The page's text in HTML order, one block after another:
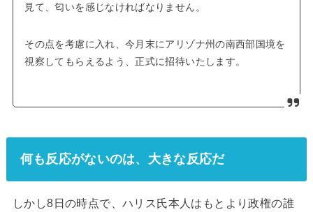
見て、匂いを感じなければなりません。
その点を考慮に入れ、今月末にアリゾナ州の南西部国境を
視察してもらえるよう、正式に招待いたします。
何も反応がないのは、大きな反応だ
しかし8日の時点で、ハリス氏本人はもとより政権の誰